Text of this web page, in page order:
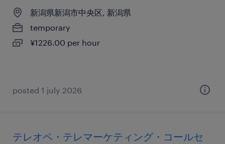
新潟県新潟市中央区, 新潟県
temporary
¥1226.00 per hour
posted 1 july 2026
テレオペ・テレマーケティング・コールセ